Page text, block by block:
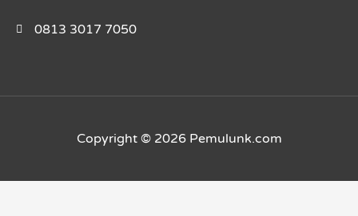
0813 3017 7050
Copyright © 2026 Pemulunk.com